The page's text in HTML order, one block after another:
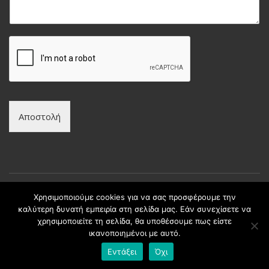
Αποστολή
Copyright © intax.gr All Rights Reserved. | Developed by
Best Cybernetics
Χρησιμοποιούμε cookies για να σας προσφέρουμε την
καλύτερη δυνατή εμπειρία στη σελίδα μας. Εάν συνεχίσετε να
χρησιμοποιείτε τη σελίδα, θα υποθέσουμε πως είστε
ικανοποιημένοι με αυτό.
Εντάξει
Όχι